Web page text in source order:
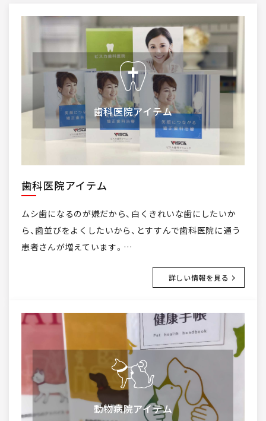
歯科医院アイテム
歯科医院アイテム
ムシ歯になるのが嫌だから、白くきれいな歯にしたいか
ら、歯並びをよくしたいから、とすすんで歯科医院に通う
患者さんが増えています。…
詳しい情報を見る
動物病院アイテム